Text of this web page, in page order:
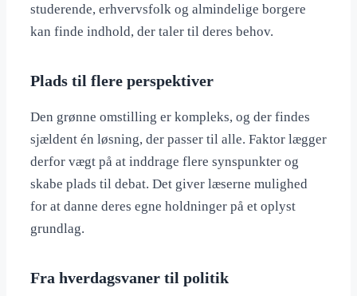
studerende, erhvervsfolk og almindelige borgere
kan finde indhold, der taler til deres behov.
Plads til flere perspektiver
Den grønne omstilling er kompleks, og der findes
sjældent én løsning, der passer til alle. Faktor lægger
derfor vægt på at inddrage flere synspunkter og
skabe plads til debat. Det giver læserne mulighed
for at danne deres egne holdninger på et oplyst
grundlag.
Fra hverdagsvaner til politik